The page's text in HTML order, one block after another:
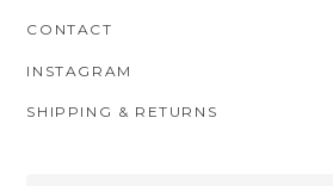
CONTACT
INSTAGRAM
SHIPPING & RETURNS